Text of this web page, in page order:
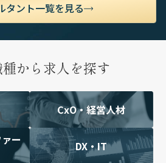
タント一覧を見る
から求人を探す
CxO・経営人材
ー
DX・IT